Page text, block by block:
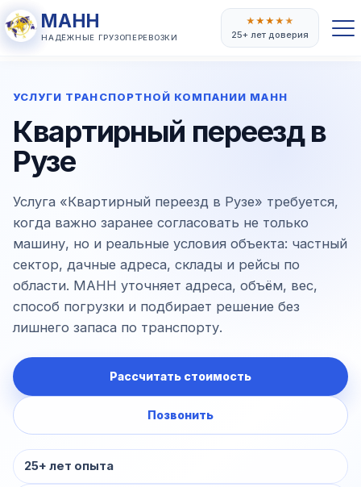
МАНН
НАДЁЖНЫЕ ГРУЗОПЕРЕВОЗКИ
★★★★★
25+ лет доверия
УСЛУГИ ТРАНСПОРТНОЙ КОМПАНИИ МАНН
Квартирный переезд в
Рузе
Услуга «Квартирный переезд в Рузе» требуется,
когда важно заранее согласовать не только
машину, но и реальные условия объекта: частный
сектор, дачные адреса, склады и рейсы по
области. МАНН уточняет адреса, объём, вес,
способ погрузки и подбирает решение без
лишнего запаса по транспорту.
Рассчитать стоимость
Позвонить
25+ лет опыта